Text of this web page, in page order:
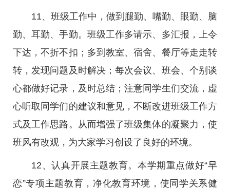
11、班级工作中，做到腿勤、嘴勤、眼勤、脑
勤、耳勤、手勤。班级工作多请示、多汇报，上令
下达，不折不扣；多到教室、宿舍、餐厅等走走转
转，发现问题及时解决；每次会议、班会、个别谈
心都做好记录，及时总结；注意同学生们交流，虚
心听取同学们的建议和意见，不断改进班级工作方
式及工作思路。从而增强了班级集体的凝聚力，使
班风有改观，为大家学习创设了良好的环境。
12、认真开展主题教育。本学期重点做好“早
恋”专项主题教育，净化教育环境，使同学关系健